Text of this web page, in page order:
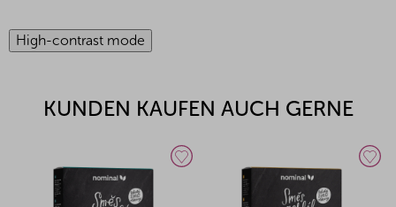
High-contrast mode
KUNDEN KAUFEN AUCH GERNE